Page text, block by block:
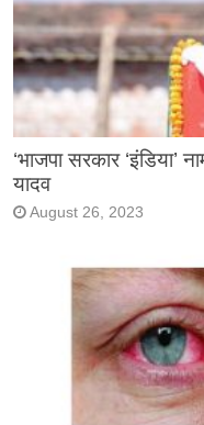
‘भाजपा सरकार
यादव
August 26, 2023